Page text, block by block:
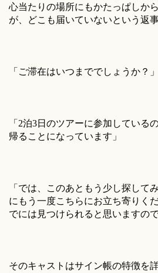
心当たりの場所にもかたっぱしか
が、どこも届いていないという返事
「ご滞在はいつまででしょうか？」
「2泊3日のツアーに参加している
帰ることになっています」
「では、このあともう少し探して
にもう一度こちらにお立ち寄りく
でには見つけられると思いますので
そのキャストはサイン帳の特徴を